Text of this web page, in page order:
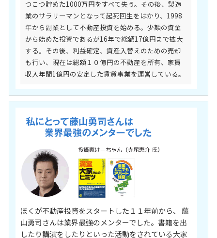
つこつ貯めた1000万円をすべて失う。その後、製造
業のサラリーマンとなって起死回生をはかり、1998
年から副業として不動産投資を始める。少額の資金
から始めた投資であるが16年で総額17億円まで拡大
する。その後、利益確定、資産入替えのための売却
も行い、現在は総額１０億円の不動産を所有、家賃
収入年間1億円の安定した賃貸事業を運営している。
ぼくが不動産投資をスタートした１１年前から、 藤
山勇司さんは業界最強のメンターでした。書籍を出
したり講演をしたりといった活動をされている大家